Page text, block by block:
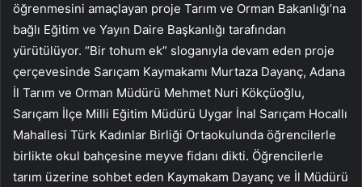
öğrenmesini amaçlayan proje Tarım ve Orman Bakanlığı’na
bağlı Eğitim ve Yayın Daire Başkanlığı tarafından
yürütülüyor. “Bir tohum ek” sloganıyla devam eden proje
çerçevesinde Sarıçam Kaymakamı Murtaza Dayanç, Adana
İl Tarım ve Orman Müdürü Mehmet Nuri Kökçüoğlu,
Sarıçam İlçe Milli Eğitim Müdürü Uygar İnal Sarıçam Hocallı
Mahallesi Türk Kadınlar Birliği Ortaokulunda öğrencilerle
birlikte okul bahçesine meyve fidanı dikti. Öğrencilerle
tarım üzerine sohbet eden Kaymakam Dayanç ve İl Müdürü